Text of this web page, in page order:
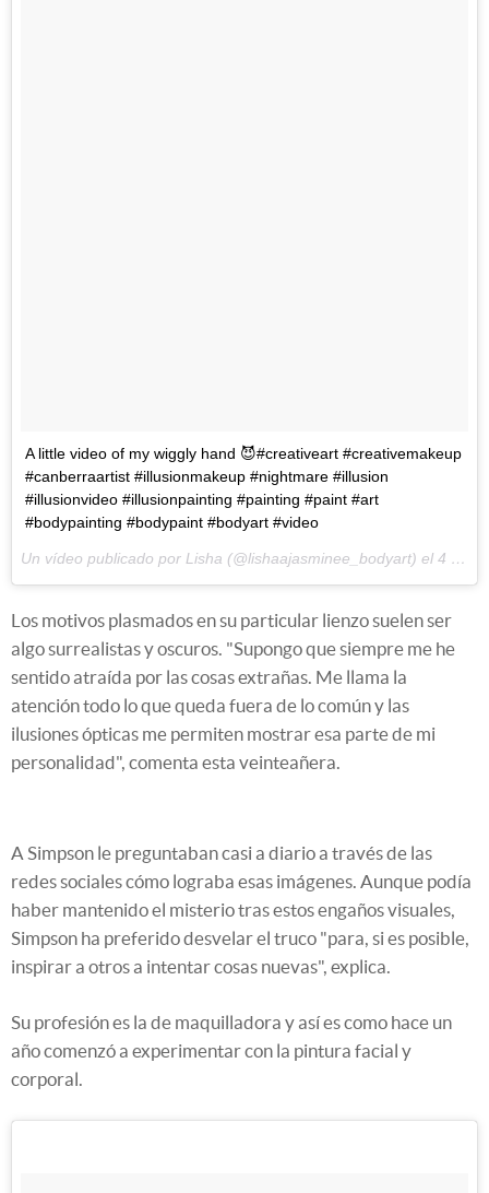
A little video of my wiggly hand 😈#creativeart #creativemakeup
#canberraartist #illusionmakeup #nightmare #illusion
#illusionvideo #illusionpainting #painting #paint #art
#bodypainting #bodypaint #bodyart #video
Un vídeo publicado por Lisha (@lishaajasminee_bodyart) el 4 de Jun de 2016 a la(s) 4:28 PDT
Los motivos plasmados en su particular lienzo suelen ser
algo surrealistas y oscuros. "Supongo que siempre me he
sentido atraída por las cosas extrañas. Me llama la
atención todo lo que queda fuera de lo común y las
ilusiones ópticas me permiten mostrar esa parte de mi
personalidad", comenta esta veinteañera.
A Simpson le preguntaban casi a diario a través de las
redes sociales cómo lograba esas imágenes. Aunque podía
haber mantenido el misterio tras estos engaños visuales,
Simpson ha preferido desvelar el truco "para, si es posible,
inspirar a otros a intentar cosas nuevas", explica.
Su profesión es la de maquilladora y así es como hace un
año comenzó a experimentar con la pintura facial y
corporal.